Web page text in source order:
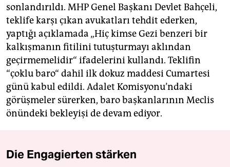
sonlandırıldı. MHP Genel Başkanı Devlet Bahçeli,
teklife karşı çıkan avukatları tehdit ederken,
yaptığı açıklamada „Hiç kimse Gezi benzeri bir
kalkışmanın fitilini tutuşturmayı aklından
geçirmemelidir“ ifadelerini kullandı. Teklifin
“çoklu baro“ dahil ilk dokuz maddesi Cumartesi
günü kabul edildi. Adalet Komisyonu’ndaki
görüşmeler sürerken, baro başkanlarının Meclis
önündeki bekleyişi de devam ediyor.
Die Engagierten stärken